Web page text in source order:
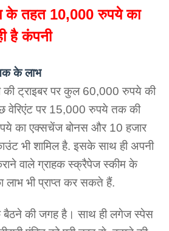
के तहत 10,000 रुपये का
है कंपनी
के लाभ
की ट्राइबर पर कुल 60,000 रुपये की
वेरिएंट पर 15,000 रुपये तक की
का एक्सचेंज बोनस और 10 हजार
भी शामिल है. इसके साथ ही अपनी
वाले ग्राहक स्क्रैपेज स्कीम के
भी प्राप्त कर सकते हैं.
बैठने की जगह है। साथ ही लगेज स्पेस